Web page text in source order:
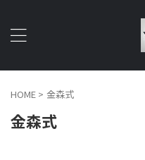
HOME > 金森式
金森式